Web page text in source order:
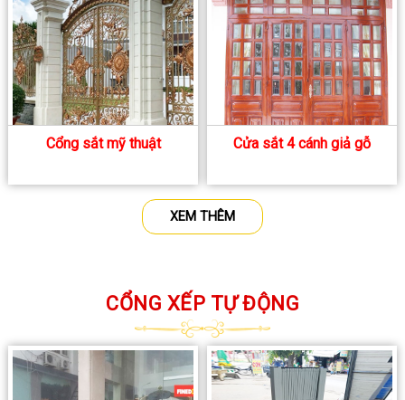
Cổng sắt mỹ thuật Cửa sắt 4 cánh giả gỗ
XEM THÊM
CỔNG XẾP TỰ ĐỘNG